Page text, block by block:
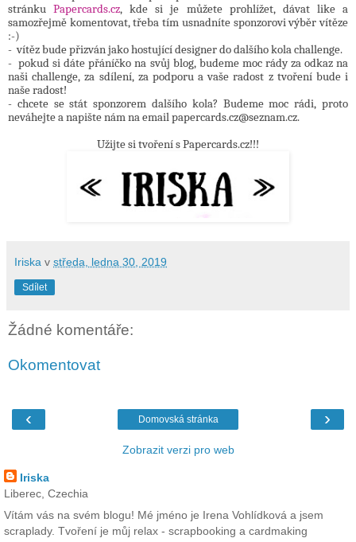
stránku Papercards.cz, kde si je můžete prohlížet, dávat like a
samozřejmě komentovat, třeba tím usnadníte sponzorovi výběr vítěze
:-)
- vítěz bude přizván jako hostující designer do dalšího kola challenge.
- pokud si dáte přáníčko na svůj blog, budeme moc rády za odkaz na
naši challenge, za sdílení, za podporu a vaše radost z tvoření bude i
naše radost!
- chcete se stát sponzorem dalšího kola? Budeme moc rádi, proto
neváhejte a napište nám na email papercards.cz@seznam.cz.
Užijte si tvoření s Papercards.cz!!!
Iriska v středa, ledna 30, 2019
Sdílet
Žádné komentáře:
Okomentovat
‹ ›
Domovská stránka
Zobrazit verzi pro web
Iriska
Liberec, Czechia
Vítám vás na svém blogu! Mé jméno je Irena Vohlídková a jsem
scraplady. Tvoření je můj relax - scrapbooking a cardmaking